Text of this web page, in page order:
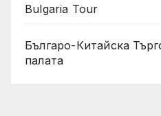
Bulgaria Tour
Българо-Китайска
палaта